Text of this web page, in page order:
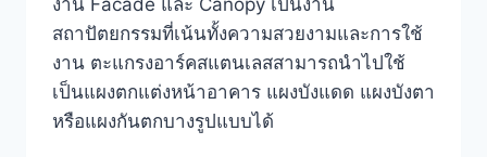
งาน Facade และ Canopy เป็นงาน
สถาปัตยกรรมที่เน้นทั้งความสวยงามและการใช้
งาน ตะแกรงอาร์คสแตนเลสสามารถนำไปใช้
เป็นแผงตกแต่งหน้าอาคาร แผงบังแดด แผงบังตา
หรือแผงกันตกบางรูปแบบได้